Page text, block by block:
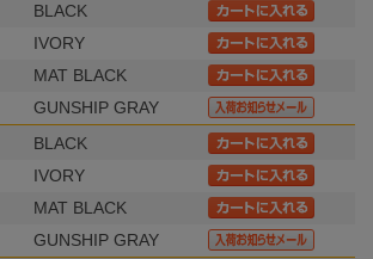
BLACK
IVORY
MAT BLACK
GUNSHIP GRAY
BLACK
IVORY
MAT BLACK
GUNSHIP GRAY